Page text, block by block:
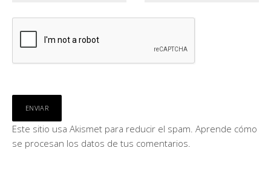
Este sitio usa Akismet para reducir el spam. Aprende cómo
se procesan los datos de tus comentarios.